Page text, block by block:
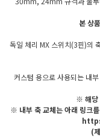
본 상
독일 체리 MX 스위치(3핀)의
커스텀 용으로 사용되는 내
※ 해당
※ 내부 축 교체는 아래 링크
(